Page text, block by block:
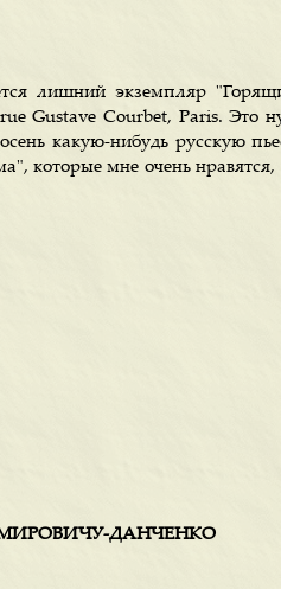
лишний экземпляр
Gustave Courbet, Paris. Это
какую-нибудь русскую
которые мне очень
ДАНЧЕНКО